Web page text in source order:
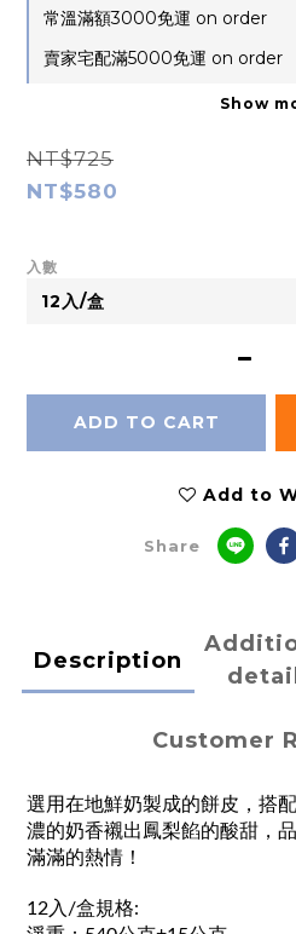
常溫滿額3000免運 on order
賣家宅配滿5000免運 on order
Show
NT$725
NT$580
入數
ADD TO CART
Add to
Share
Description
Customer
選用在地鮮奶製成的餅皮，搭
濃的奶香襯出鳳梨餡的酸甜，
滿滿的熱情！
12入/盒規格: